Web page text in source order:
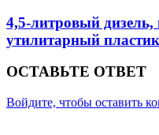
4,5-литровый
утилитарный
ОСТАВЬТЕ ОТВЕТ
Войдите, чтобы оставить